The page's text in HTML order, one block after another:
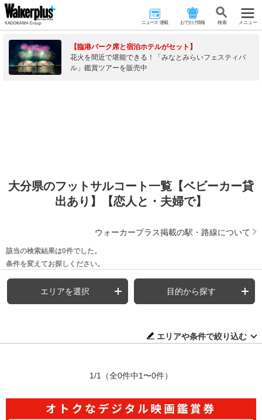
ニュース･連載 おでかけ情報 検 索 メニュー
【臨港パーク席と宿泊ホテルがセット】
花火を間近で堪能できる！「みなとみらいフェスティバ
ル」鑑賞ツアーを販売中
大分県のフットサルコート一覧【ベビーカー貸
出あり】【恋人と・夫婦で】
ウォーカープラス掲載の駅・路線について
該当の検索結果は0件でした。
条件を変えてお探しください。
エリアを選択 目的から探す
エリアや条件で絞り込む
1/1 （全0件中1〜0件）